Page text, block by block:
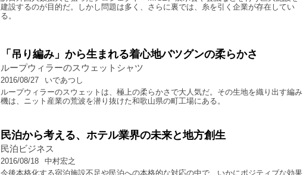
建設するのが目的だ。しかし問題は多く、さらに裏では、糸を引く企業が存在してい
る。
「吊り編み」から生まれる着心地バツグンの柔らかさ
ループウィラーのスウェットシャツ
2016/08/27
いであつし
ループウィラーのスウェットは、極上の柔らかさで大人気だ。その生地を織り出す編み
機は、ニット産業の荒波を潜り抜けた和歌山県の町工場にある。
民泊から考える、ホテル業界の未来と地方創生
民泊ビジネス
2016/08/18
中村宏之
今後本格化する宿泊施設不足や民泊への本格的な対応の中で、いかにポジティブな効果